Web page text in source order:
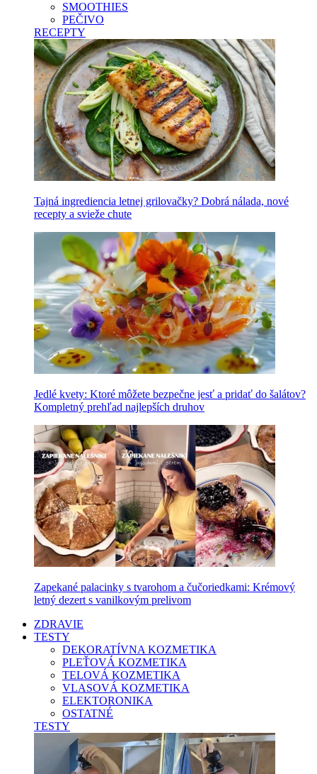
SMOOTHIES
PEČIVO
RECEPTY
Tajná ingrediencia letnej grilovačky? Dobrá nálada, nové
recepty a svieže chute
Jedlé kvety: Ktoré môžete bezpečne jesť a pridať do šalátov?
Kompletný prehľad najlepších druhov
Zapekané palacinky s tvarohom a čučoriedkami: Krémový
letný dezert s vanilkovým prelivom
ZDRAVIE
TESTY
DEKORATÍVNA KOZMETIKA
PLEŤOVÁ KOZMETIKA
TELOVÁ KOZMETIKA
VLASOVÁ KOZMETIKA
ELEKTORONIKA
OSTATNÉ
TESTY